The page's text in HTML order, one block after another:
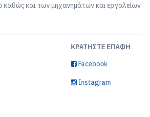
καθώς και των μηχανημάτων και εργαλείων
ΚΡΑΤΉΣΤΕ ΕΠΑΦΉ
Facebook
Instagram